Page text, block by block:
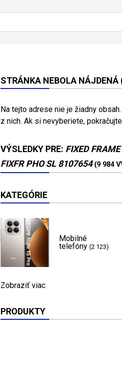
STRÁNKA NEBOLA NÁJDENÁ
Na tejto adrese nie je žiadny
z nich. Ak si nevyberiete,
VÝSLEDKY PRE: FIXED
FIXFR PHO SL 8107654 (9 984
KATEGÓRIE
Mobilné
telefóny (2 123)
Zobraziť viac
PRODUKTY